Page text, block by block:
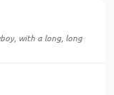
with a long, long